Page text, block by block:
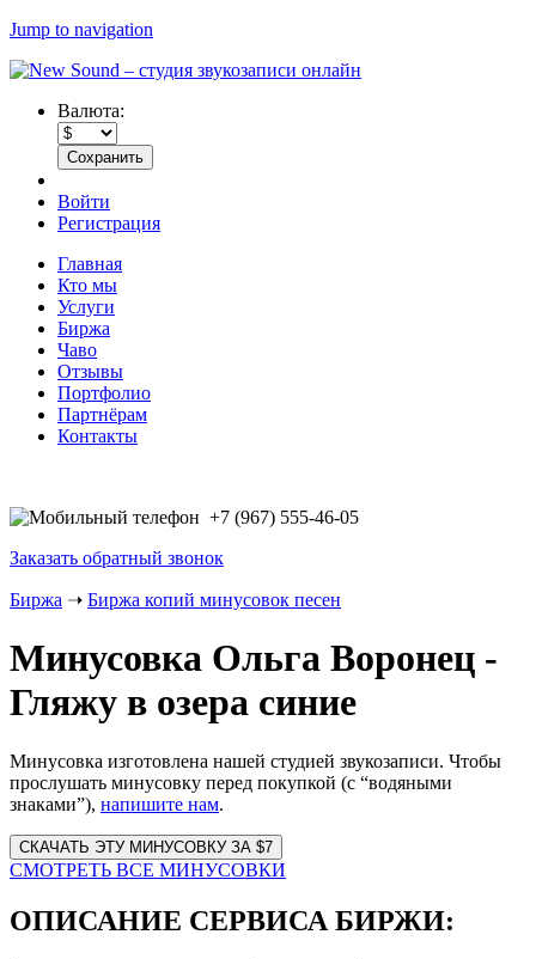
Jump to navigation
Валюта:
Войти
Регистрация
Главная
Кто мы
Услуги
Биржа
Чаво
Отзывы
Портфолио
Партнёрам
Контакты
+7 (967) 555-46-05
Заказать обратный звонок
Биржа ➝ Биржа копий минусовок песен
Минусовка Ольга Воронец -
Гляжу в озера синие
Минусовка изготовлена нашей студией звукозаписи. Чтобы
прослушать минусовку перед покупкой (с “водяными
знаками”), напишите нам.
Website
URL
СМОТРЕТЬ ВСЕ МИНУСОВКИ
ОПИСАНИЕ СЕРВИСА БИРЖИ: